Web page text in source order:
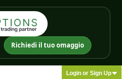
Richiedi il tuo omaggio
Login or Sign Up